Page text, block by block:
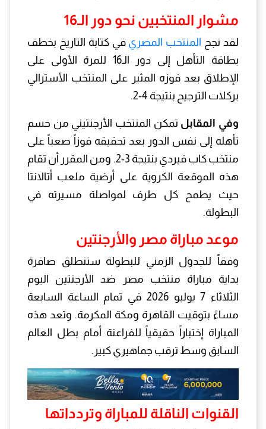
مشوار المنتخبين نحو دور الـ16
لقد نجح المنتخب المصري في كتابة التاريخ بخطف
بطاقة التأهل إلى دور الـ16 للمرة الأولى على
الإطلاق بعد فوزه المثير على المنتخب الأسترالي
بركلات الترجيح بنتيجة 4-2.
وفي المقابل تمكن المنتخب الأرجنتيني من حسم
تأهله إلى نفس الدور بعد تحقيقه فوزاً صعباً على
منتخب كاب فيردي بنتيجة 3-2. ومن المقرر أن تقام
هذه الموقعة الكروية على أرضية ملعب أتالانتا
حيث يطمح كل طرف لمواصلة مسيرته في
البطولة.
موعد مباراة مصر والأرجنتين
وفقاً للجدول الزمني للبطولة ستنطلق صافرة
بداية مباراة منتخب مصر ضد الأرجنتين اليوم
الثلاثاء 7 يوليو 2026 في تمام الساعة السابعة
مساءً بتوقيت القاهرة ومكة المكرمة. وتعد هذه
المباراة إختباراً حقيقياً للفراعنة أمام بطل العالم
السابق وسط ترقب جماهيري كبير.
القنوات الناقلة للمباراة وتردداتها